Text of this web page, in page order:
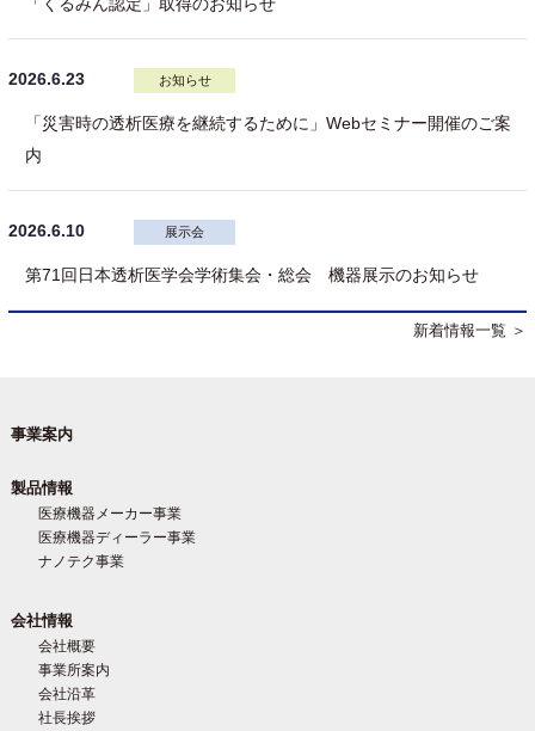
2026.6.23 お知らせ
「災害時の透析医療を継続するために」Webセミナー開催のご案
内
2026.6.10 展示会
第71回日本透析医学会学術集会・総会 機器展示のお知らせ
新着情報一覧 ＞
事業案内
製品情報
医療機器メーカー事業
医療機器ディーラー事業
ナノテク事業
会社情報
会社概要
事業所案内
会社沿革
社長挨拶